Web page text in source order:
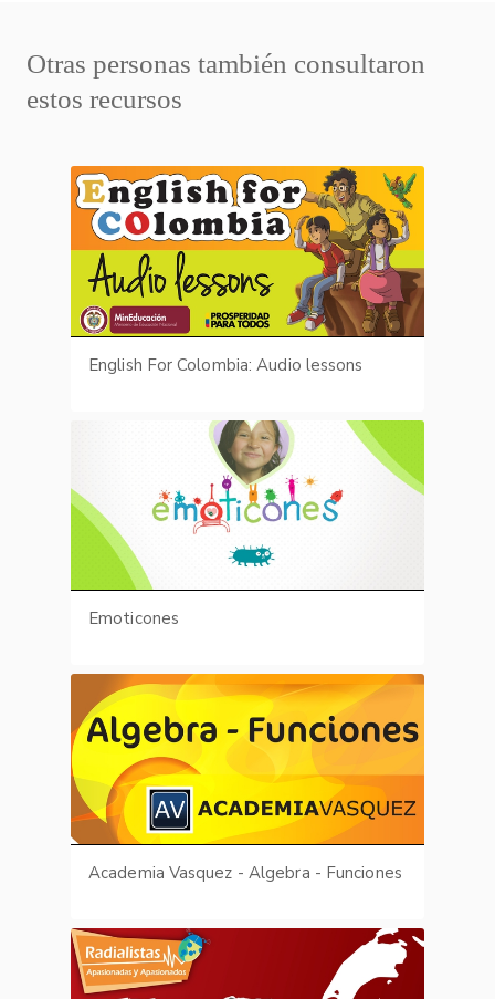
Otras personas también consultaron
estos recursos
English For Colombia: Audio lessons
Emoticones
Academia Vasquez - Algebra - Funciones